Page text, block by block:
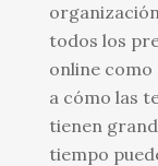
todos los
online
a cómo las
tienen
tiempo